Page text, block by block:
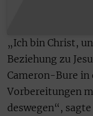
„Ich bin Christ,
Beziehung zu
Cameron-Bure in
Vorbereitungen
deswegen“,